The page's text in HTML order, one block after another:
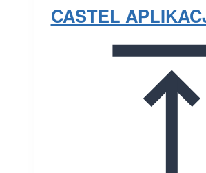
CASTEL